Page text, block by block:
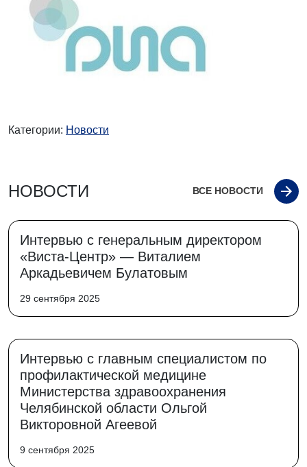
Категории: Новости
НОВОСТИ ВСЕ НОВОСТИ
Интервью с генеральным директором
«Виста-Центр» — Виталием
Аркадьевичем Булатовым
29 сентября 2025
Интервью с главным специалистом по
профилактической медицине
Министерства здравоохранения
Челябинской области Ольгой
Викторовной Агеевой
9 сентября 2025